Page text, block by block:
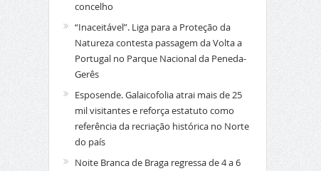
concelho
“Inaceitável”. Liga para a Proteção da
Natureza contesta passagem da Volta a
Portugal no Parque Nacional da Peneda-
Gerês
Esposende. Galaicofolia atrai mais de 25
mil visitantes e reforça estatuto como
referência da recriação histórica no Norte
do país
Noite Branca de Braga regressa de 4 a 6